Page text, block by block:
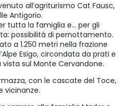
all’agriturismo Cat Fausc,
Antigorio.
tutta la famiglia e… per gli
possibilità di pernottamento.
a 1.250 metri nella frazione
Esigo, circondata da prati e
sul Monte Cervandone.
con le cascate del Toce,
vicinanze.